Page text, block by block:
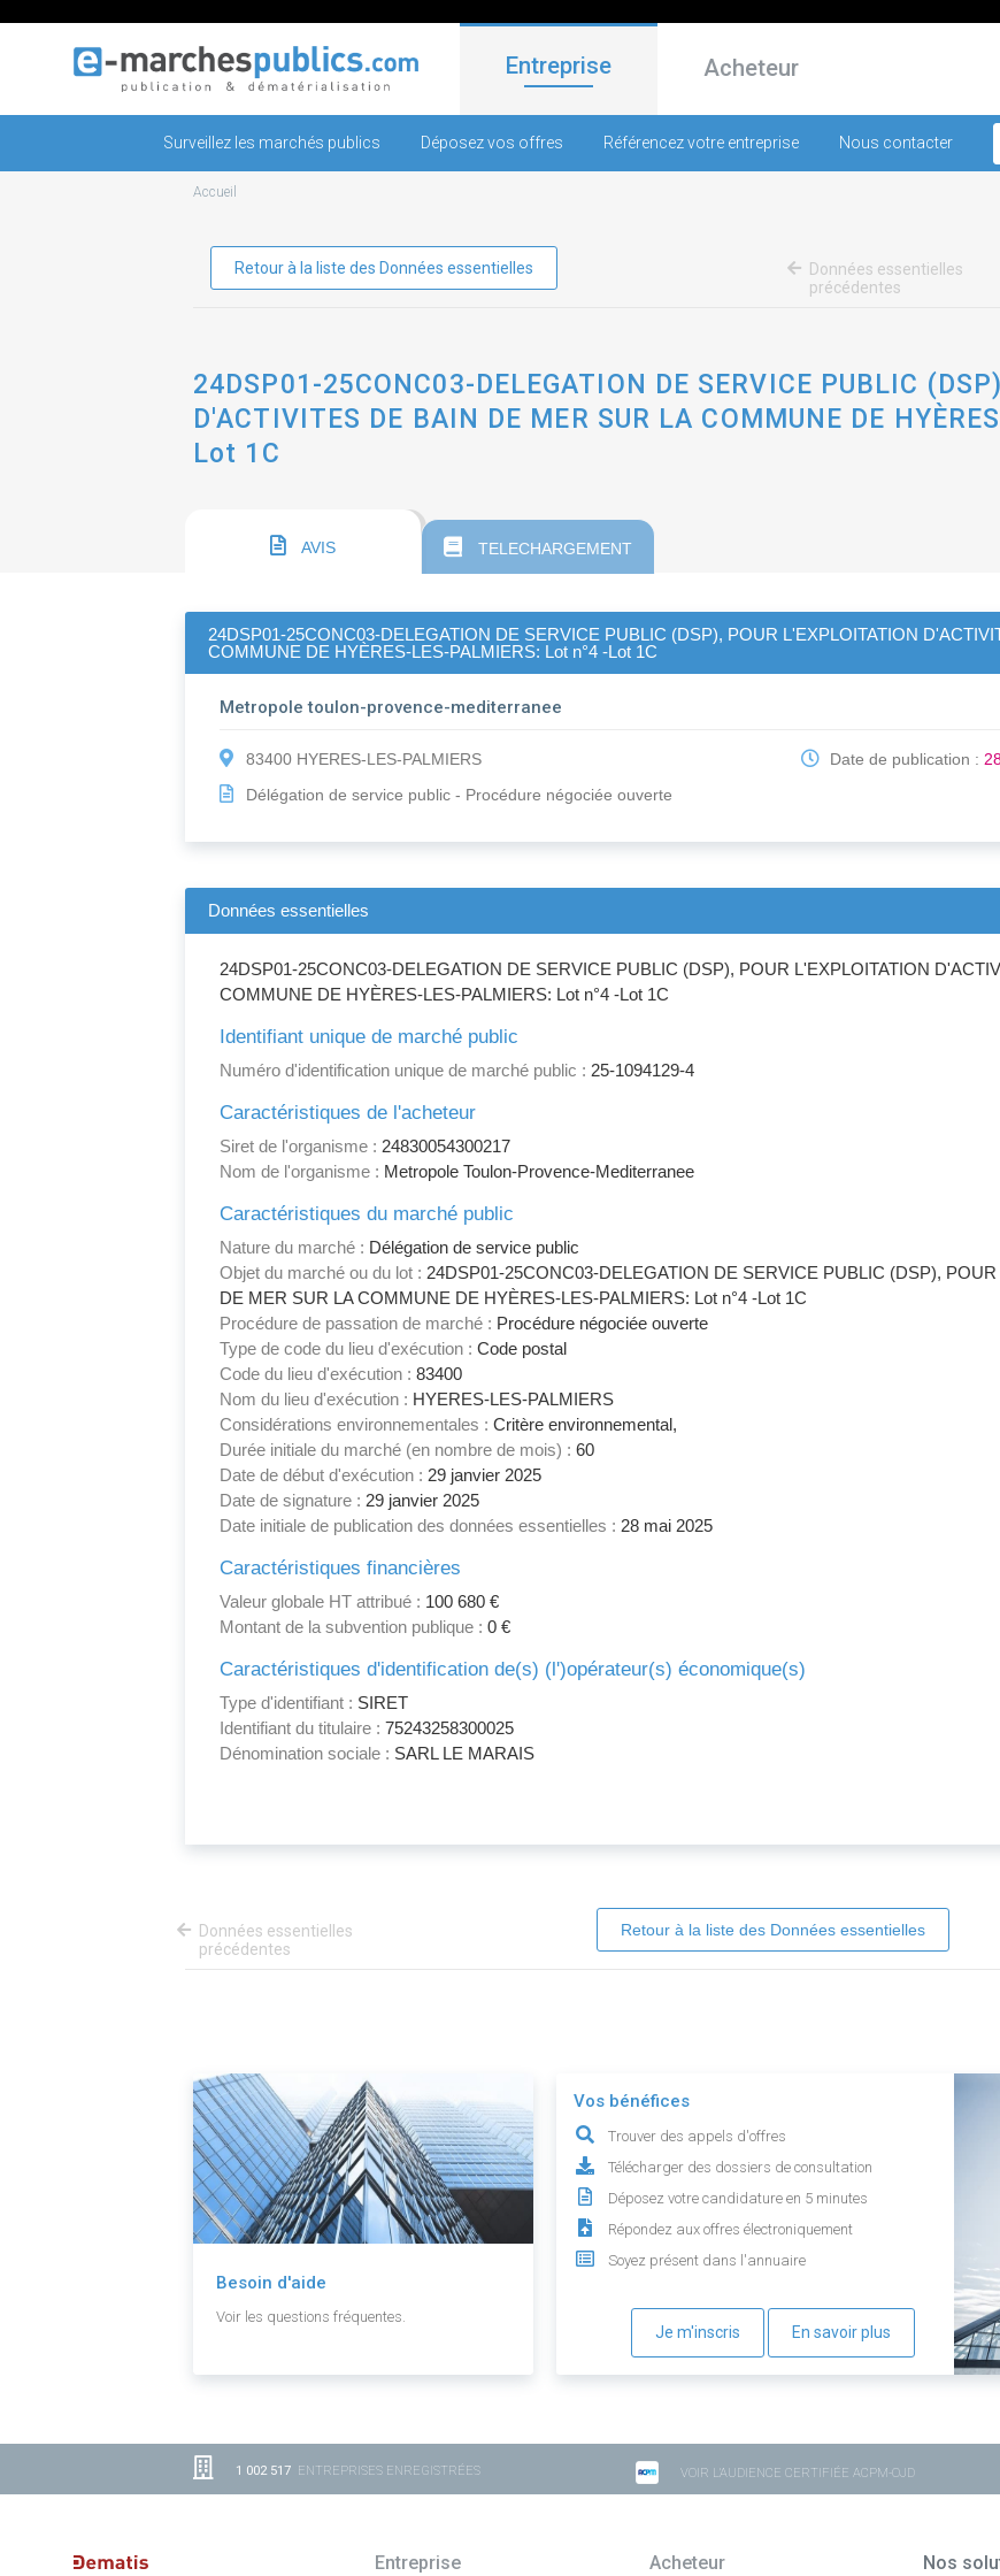
Entreprise Acheteur
Surveillez les marchés publics Déposez vos offres Référencez votre entreprise Nous contacter
Accueil
Retour à la liste des Données essentielles
Données essentielles
précédentes
24DSP01-25CONC03-DELEGATION DE SERVICE PUBLIC
D'ACTIVITES DE BAIN DE MER SUR LA COMMUNE DE
Lot 1C
AVIS TELECHARGEMENT
24DSP01-25CONC03-DELEGATION DE SERVICE PUBLIC (DSP), POUR L'EXPLOITATION
COMMUNE DE HYÈRES-LES-PALMIERS: Lot n°4 -Lot 1C
Metropole toulon-provence-mediterranee
83400 HYERES-LES-PALMIERS
Délégation de service public - Procédure négociée ouverte
Date de publication :
Données essentielles
24DSP01-25CONC03-DELEGATION DE SERVICE PUBLIC (DSP), POUR L'EXPLOITATION
COMMUNE DE HYÈRES-LES-PALMIERS: Lot n°4 -Lot 1C
Identifiant unique de marché public
Numéro d'identification unique de marché public : 25-1094129-4
Caractéristiques de l'acheteur
Siret de l'organisme : 24830054300217
Nom de l'organisme : Metropole Toulon-Provence-Mediterranee
Caractéristiques du marché public
Nature du marché : Délégation de service public
Objet du marché ou du lot : 24DSP01-25CONC03-DELEGATION DE SERVICE PUBLIC (DSP),
DE MER SUR LA COMMUNE DE HYÈRES-LES-PALMIERS: Lot n°4 -Lot 1C
Procédure de passation de marché : Procédure négociée ouverte
Type de code du lieu d'exécution : Code postal
Code du lieu d'exécution : 83400
Nom du lieu d'exécution : HYERES-LES-PALMIERS
Considérations environnementales : Critère environnemental,
Durée initiale du marché (en nombre de mois) : 60
Date de début d'exécution : 29 janvier 2025
Date de signature : 29 janvier 2025
Date initiale de publication des données essentielles : 28 mai 2025
Caractéristiques financières
Valeur globale HT attribué : 100 680 €
Montant de la subvention publique : 0 €
Caractéristiques d'identification de(s) (l')opérateur(s) économique(s)
Type d'identifiant : SIRET
Identifiant du titulaire : 75243258300025
Dénomination sociale : SARL LE MARAIS
Données essentielles
précédentes
Retour à la liste des Données essentielles
Besoin d'aide
Voir les questions fréquentes.
Vos bénéfices
Trouver des appels d'offres
Télécharger des dossiers de consultation
Déposez votre candidature en 5 minutes
Répondez aux offres électroniquement
Soyez présent dans l'annuaire
Je m'inscris En savoir plus
1 002 517 ENTREPRISES ENREGISTRÉES VOIR L'AUDIENCE CERTIFIÉE ACPM-OJD
Entreprise Acheteur Nos